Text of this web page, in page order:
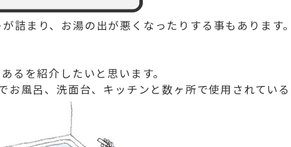
詰まり、お湯の出が悪くなったりする事もあります。
るを紹介したいと思います。
風呂、洗面台、キッチンと数ヶ所で使用されている